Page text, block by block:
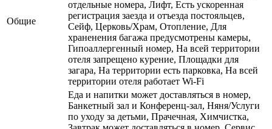
Общие
отдельные номера, Лифт, Есть ускоренная
регистрация заезда и отъезда постояльцев,
Сейф, Церковь/Храм, Отопление, Для
храненения багажа предусмотрены камеры,
Гипоаллергенный номер, На всей территории
отеля запрещено курение, Площадки для
загара, На территории есть парковка, На всей
территории отеля работает Wi-Fi
Еда и напитки может доставляться в номер,
Банкетный зал и Конференц-зал, Няня/Услуги
по уходу за детьми, Прачечная, Химчистка,